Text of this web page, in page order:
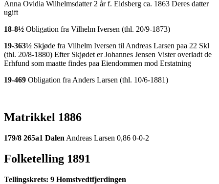
Anna Ovidia Wilhelmsdatter 2 år f. Eidsberg ca. 1863 Deres datter
ugift
18-8½ Obligation fra Vilhelm Iversen (thl. 20/9-1873)
19-363½ Skjøde fra Vilhelm Iversen til Andreas Larsen paa 22 Skl
(thl. 20/8-1880) Efter Skjødet er Johannes Jensen Vister overladt de
Erhfund som maatte findes paa Eiendommen mod Erstatning
19-469 Obligation fra Anders Larsen (thl. 10/6-1881)
Matrikkel 1886
179/8 265a1 Dalen Andreas Larsen 0,86 0-0-2
Folketelling 1891
Tellingskrets: 9 Homstvedtfjerdingen